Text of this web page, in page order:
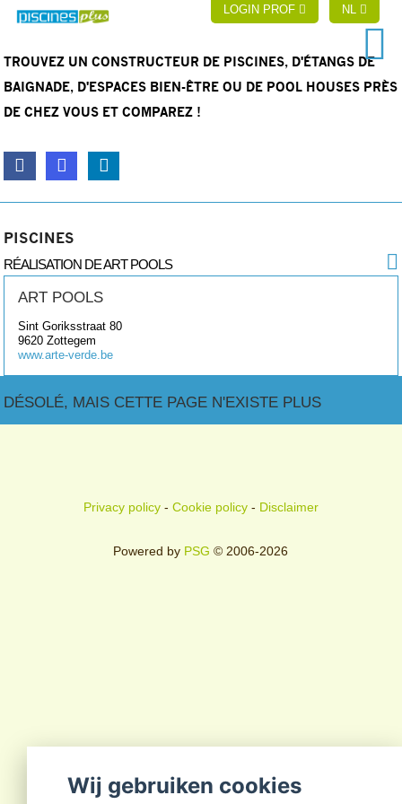
LOGIN PROF NL
TROUVEZ UN CONSTRUCTEUR DE PISCINES, D'ÉTANGS DE
BAIGNADE, D'ESPACES BIEN-ÊTRE OU DE POOL HOUSES PRÈS
DE CHEZ VOUS ET COMPAREZ !
PISCINES
RÉALISATION DE ART POOLS
ART POOLS
Sint Goriksstraat 80
9620 Zottegem
www.arte-verde.be
DÉSOLÉ, MAIS CETTE PAGE N'EXISTE PLUS
Privacy policy- Cookie policy- Disclaimer
Powered by PSG © 2006-2026
Wij gebruiken cookies